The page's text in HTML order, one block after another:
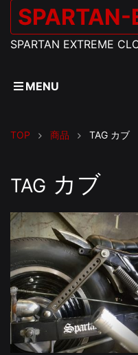
SPARTAN-
SPARTAN EXTREME
MENU
TOP 商品 TAG カブ
TAG カブ